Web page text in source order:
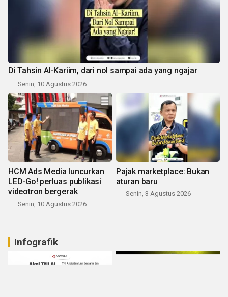
Di Tahsin Al-Kariim, dari nol sampai ada yang ngajar
Senin, 10 Agustus 2026
HCM Ads Media luncurkan
LED-Go! perluas publikasi
videotron bergerak
Senin, 10 Agustus 2026
Pajak marketplace: Bukan
aturan baru
Senin, 3 Agustus 2026
Infografik